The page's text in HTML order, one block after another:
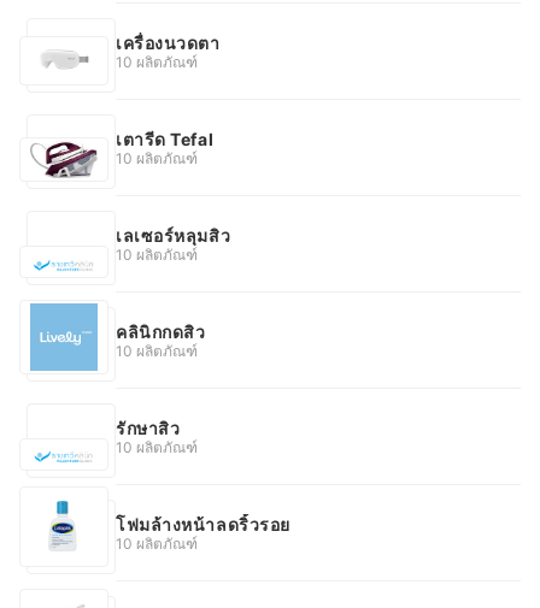
เครื่องนวดตา
10 ผลิตภัณฑ์
เตารีด Tefal
10 ผลิตภัณฑ์
เลเซอร์หลุมสิว
10 ผลิตภัณฑ์
คลินิกกดสิว
10 ผลิตภัณฑ์
รักษาสิว
10 ผลิตภัณฑ์
โฟมล้างหน้าลดริ้วรอย
10 ผลิตภัณฑ์